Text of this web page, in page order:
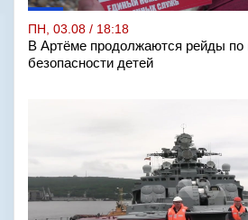
ПН, 03.08 / 18:18
В Артёме продолжаются рейды
безопасности детей